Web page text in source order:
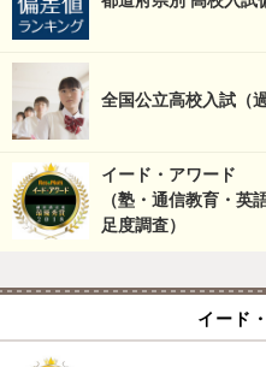
全国公立高校入試（
イード・アワード
（塾・通信教育・英
足度調査）
イード